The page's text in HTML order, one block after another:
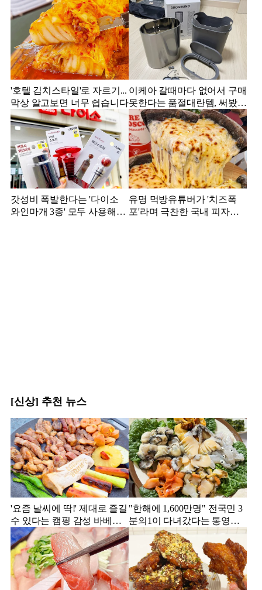
다.
'호텔 김치스타일'로 자르기...
막상 알고보면 너무 쉽습니다
이케아 갈때마다 없어서 구매
못한다는 품절대란템, 써봤더
니...
갓성비 폭발한다는 '다이소
와인마개 3종' 모두 사용해본
유명 먹방유튜버가 '치즈폭
포'라며 극찬한 국내 피자집,
[신상] 추천 뉴스
'요즘 날씨에 딱!' 제대로 즐길
수 있다는 캠핑 감성 바베큐
맛집 4
"한해에 1,600만명" 전국민 3
분의1이 다녀갔다는 통영의
맛집